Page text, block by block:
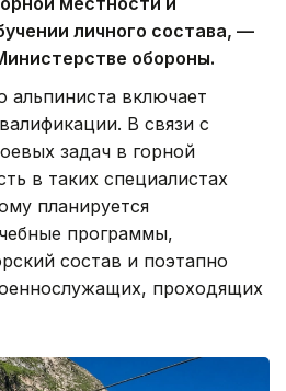
личного состава, —
обороны.
альпиниста включает
В связи с
задач в горной
в таких специалистах
планируется
программы,
состав и поэтапно
проходящих